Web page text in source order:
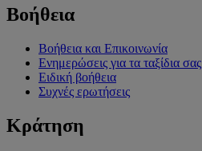
Βοήθεια
Βοήθεια και Επικοινωνία
Ενημερώσεις για τα ταξίδια σας
Ειδική βοήθεια
Συχνές ερωτήσεις
Κράτηση